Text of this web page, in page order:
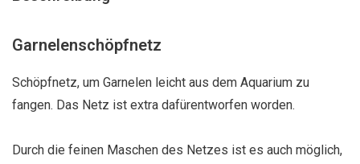
Garnelenschöpfnetz
Schöpfnetz, um Garnelen leicht aus dem Aquarium zu
fangen. Das Netz ist extra dafürentworfen worden.
Durch die feinen Maschen des Netzes ist es auch möglich,